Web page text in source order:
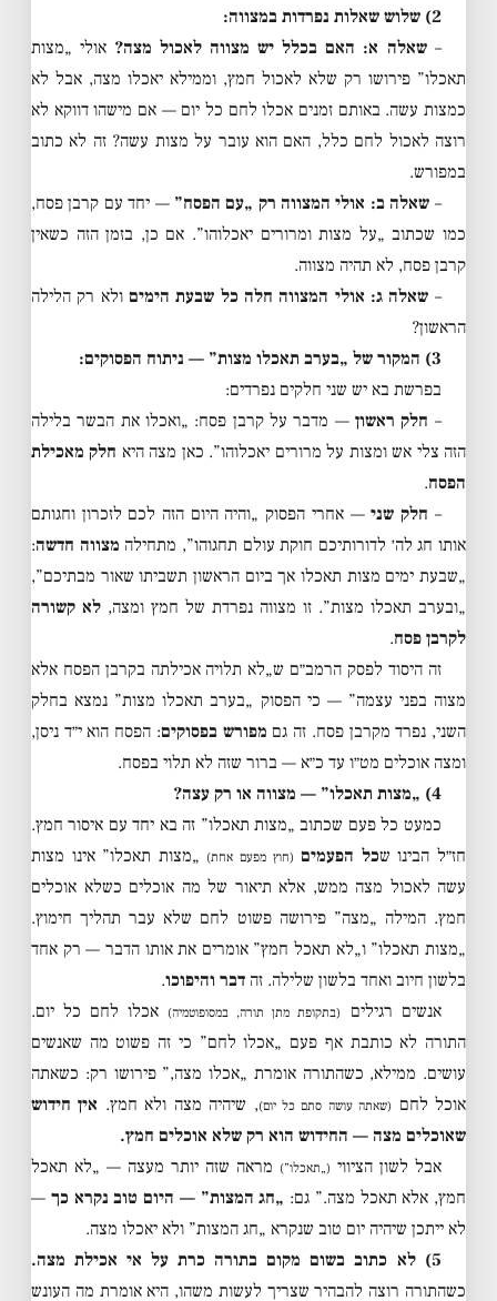
2) שלוש שאלות נפרדות במצווה:
–שאלה א: האם בכלל יש מצווה לאכול מצה? אולי „מצות
תאכלו” פירושו רק שלא לאכול חמץ, וממילא יאכלו מצה, אבל לא
כמצות עשה. באותם זמנים אכלו לחם כל יום — אם מישהו דווקא לא
רוצה לאכול לחם כלל, האם הוא עובר על מצות עשה? זה לא כתוב
במפורש.
– שאלה ב: אולי המצווה רק „עם הפסח” — יחד עם קרבן פסח,
כמו שכתוב „על מצות ומרורים יאכלוהו”. אם כן, בזמן הזה כשאין
קרבן פסח, לא תהיה מצווה.
– שאלה ג: אולי המצווה חלה כל שבעת הימים ולא רק הלילה
הראשון?
3) המקור של „בערב תאכלו מצות” — ניתוח הפסוקים:
בפרשת בא יש שני חלקים נפרדים:
– חלק ראשון — מדבר על קרבן פסח: „ואכלו את הבשר בלילה
הזה צלי אש ומצות על מרורים יאכלוהו”. כאן מצה היא חלק מאכילת
הפסח.
– חלק שני— אחרי הפסוק „והיה היום הזה לכם לזכרון וחגותם
אותו חג לה׳ לדורותיכם חוקת עולם תחגוהו”, מתחילה מצווה חדשה:
„שבעת ימים מצות תאכלו אך ביום הראשון תשביתו שאור מבתיכם”,
„ובערב תאכלו מצות”. זו מצווה נפרדת של חמץ ומצה, לא קשורה
לקרבן פסח.
זה היסוד לפסק הרמב״ם ש„לא תלויה אכילתה בקרבן הפסח אלא
מצוה בפני עצמה” — כי הפסוק „בערב תאכלו מצות” נמצא בחלק
השני, נפרד מקרבן פסח. זה גם מפורש בפסוקים: הפסח הוא י״ד ניסן,
ומצה אוכלים מט״ו עד כ״א — ברור שזה לא תלוי בפסח.
4) „מצות תאכלו” — מצווה או רק עצה?
כמעט כל פעם שכתוב „מצות תאכלו” זה בא יחד עם איסור חמץ.
חז״ל הבינו שכל הפעמים (חוץ מפעם אחת) „מצות תאכלו” אינו מצות
עשה לאכול מצה ממש, אלא תיאור של מה אוכלים כשלא אוכלים
חמץ. המילה „מצה” פירושה פשוט לחם שלא עבר תהליך חימוץ.
„מצות תאכלו” ו„לא תאכל חמץ” אומרים את אותו הדבר — רק אחד
בלשון חיוב ואחד בלשון שלילה. זה דבר והיפוכו.
אנשים רגילים
(בתקופת מתן תורה, במסופוטמיה) אכלו לחם כל יום.
התורה לא כותבת אף פעם „אכלו לחם” כי זה פשוט מה שאנשים
עושים. ממילא, כשהתורה אומרת „אכלו מצה,” פירושו רק: כשאתה
אוכל לחם (שאתה עושה סתם כל יום), שיהיה מצה ולא חמץ. אין חידוש
שאוכלים מצה — החידוש הוא רק שלא אוכלים חמץ.
אבל לשון הציווי („תאכלו”) מראה שזה יותר מעצה — „לא תאכל
חמץ, אלא תאכל מצה.” גם: „חג המצות” — היום טוב נקרא כך —
לא ייתכן שיהיה יום טוב שנקרא „חג המצות” ולא יאכלו מצה.
5) לא כתוב בשום מקום בתורה כרת על אי אכילת מצה.
כשהתורה רוצה להבהיר שצריך לעשות משהו, היא אומרת מה העונש